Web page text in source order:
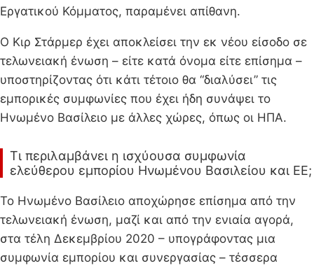
Εργατικού Κόμματος, παραμένει απίθανη.
Ο Κιρ Στάρμερ έχει αποκλείσει την εκ νέου είσοδο σε
τελωνειακή ένωση – είτε κατά όνομα είτε επίσημα –
υποστηρίζοντας ότι κάτι τέτοιο θα “διαλύσει” τις
εμπορικές συμφωνίες που έχει ήδη συνάψει το
Ηνωμένο Βασίλειο με άλλες χώρες, όπως οι ΗΠΑ.
Τι περιλαμβάνει η ισχύουσα συμφωνία
ελεύθερου εμπορίου Ηνωμένου Βασιλείου και ΕΕ;
Το Ηνωμένο Βασίλειο αποχώρησε επίσημα από την
τελωνειακή ένωση, μαζί και από την ενιαία αγορά,
στα τέλη Δεκεμβρίου 2020 – υπογράφοντας μια
συμφωνία εμπορίου και συνεργασίας – τέσσερα